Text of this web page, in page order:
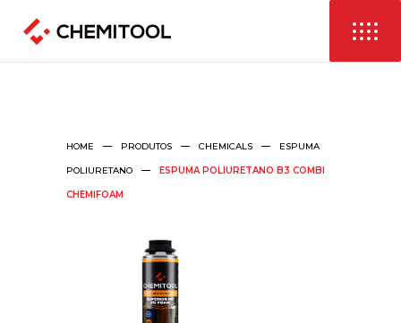
HOME PRODUTOS CHEMICALS ESPUMA
POLIURETANO ESPUMA POLIURETANO B3 COMBI
CHEMIFOAM